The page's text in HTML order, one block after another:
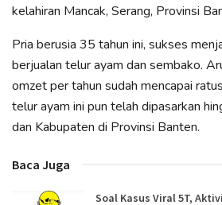
kelahiran Mancak, Serang, Provinsi
Pria berusia 35 tahun ini, sukses
berjualan telur ayam dan sembako.
omzet per tahun sudah mencapai
telur ayam ini pun telah dipasarkan
dan Kabupaten di Provinsi Banten.
Baca Juga
Soal Kasus Viral 5T,